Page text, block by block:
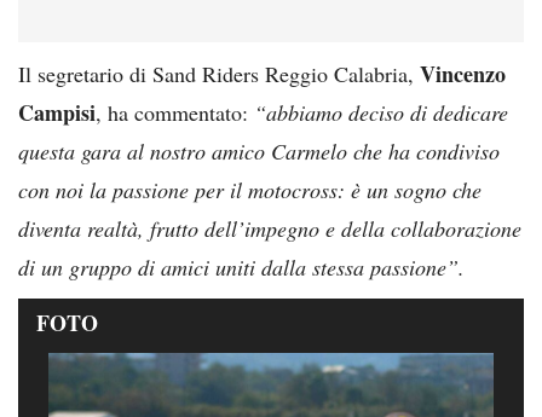
Il segretario di Sand Riders Reggio Calabria, Vincenzo
Campisi, ha commentato: “abbiamo deciso di dedicare
questa gara al nostro amico Carmelo che ha condiviso
con noi la passione per il motocross: è un sogno che
diventa realtà, frutto dell’impegno e della collaborazione
di un gruppo di amici uniti dalla stessa passione”.
FOTO